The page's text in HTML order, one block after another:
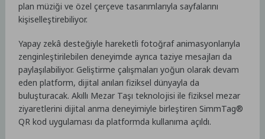
plan müziği ve özel çerçeve tasarımlarıyla sayfalarını
kişiselleştirebiliyor.
Yapay zekâ desteğiyle hareketli fotoğraf animasyonlarıyla
zenginleştirilebilen deneyimde ayrıca taziye mesajları da
paylaşılabiliyor. Geliştirme çalışmaları yoğun olarak devam
eden platform, dijital anıları fiziksel dünyayla da
buluşturacak. Akıllı Mezar Taşı teknolojisi ile fiziksel mezar
ziyaretlerini dijital anma deneyimiyle birleştiren SimmTag®
QR kod uygulaması da platformda kullanıma açıldı.